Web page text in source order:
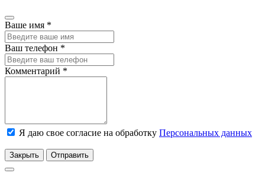
Ваше имя *
Ваш телефон *
Комментарий *
Я даю свое согласие на обработку Персональных данных
Закрыть Отправить